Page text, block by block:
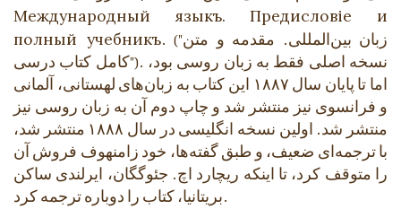
Международный языкъ. Предисловіе и
полный учебникъ. ("زبان بین‌المللی. مقدمه و متن
کامل کتاب درسی"). نسخه اصلی فقط به زبان روسی بود،
اما تا پایان سال ۱۸۸۷ این کتاب به زبان‌های لهستانی، آلمانی
و فرانسوی نیز منتشر شد و چاپ دوم آن به زبان روسی نیز
منتشر شد. اولین نسخه انگلیسی در سال ۱۸۸۸ منتشر شد،
با ترجمه‌ای ضعیف، و طبق گفته‌ها، خود زامنهوف فروش آن
را متوقف کرد، تا اینکه ریچارد اچ. جئوگگان، ایرلندی ساکن
بریتانیا، کتاب را دوباره ترجمه کرد.